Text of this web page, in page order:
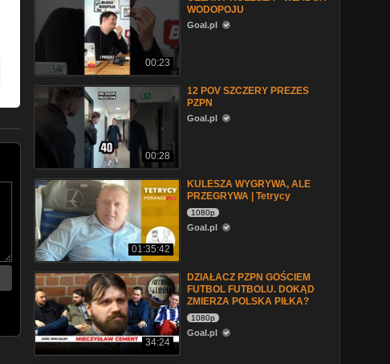
00:23
WODOPOJU
Goal.pl
00:28
12 POV SZCZERY PREZES
PZPN
Goal.pl
01:35:42
KULESZA WYGRYWA, ALE
PRZEGRYWA | Tetrycy
1080p
Goal.pl
34:24
DZIAŁACZ PZPN GOŚCIEM
FUTBOL FUTBOLU. DOKĄD
ZMIERZA POLSKA PIŁKA?
1080p
Goal.pl